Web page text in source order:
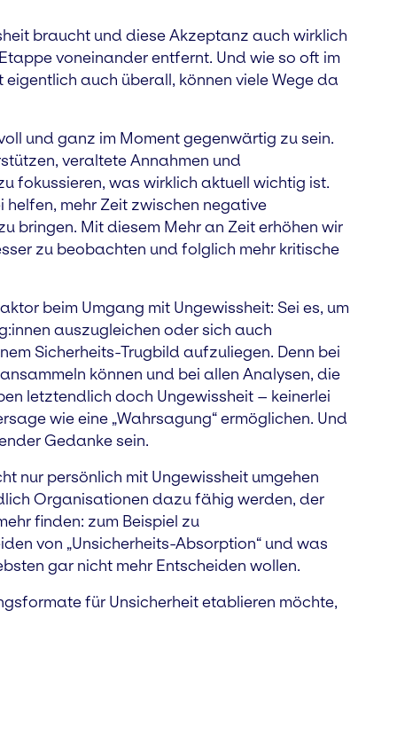
braucht und diese Akzeptanz auch wirklich
voneinander entfernt. Und wie so oft im
auch überall, können viele Wege da
und ganz im Moment gegenwärtig zu sein.
veraltete Annahmen und
fokussieren, was wirklich aktuell wichtig ist.
mehr Zeit zwischen negative
bringen. Mit diesem Mehr an Zeit erhöhen wir
zu beobachten und folglich mehr kritische
beim Umgang mit Ungewissheit: Sei es, um
auszugleichen oder sich auch
Sicherheits-Trugbild aufzuliegen. Denn bei
können und bei allen Analysen, die
letztendlich doch Ungewissheit – keinerlei
wie eine „Wahrsagung“ ermöglichen. Und
Gedanke sein.
nur persönlich mit Ungewissheit umgehen
Organisationen dazu fähig werden, der
finden: zum Beispiel zu
von „Unsicherheits-Absorption“ und was
gar nicht mehr Entscheiden wollen.
für Unsicherheit etablieren möchte,